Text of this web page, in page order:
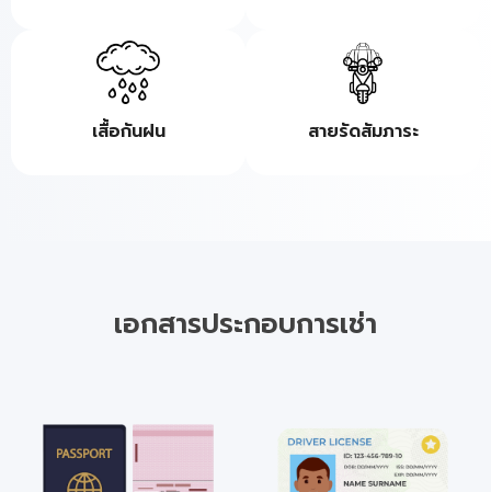
เสื้อกันฝน สายรัดสัมภาระ
เอกสารประกอบการเช่า